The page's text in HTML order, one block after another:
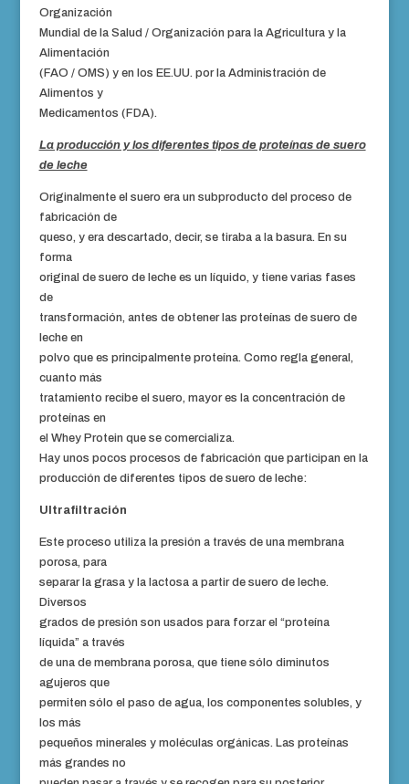
Organización
Mundial de la Salud / Organización para la Agricultura y la
Alimentación
(FAO / OMS) y en los EE.UU. por la Administración de
Alimentos y
Medicamentos (FDA).
La producción y los diferentes tipos de proteínas de suero
de leche
Originalmente el suero era un subproducto del proceso de
fabricación de
queso, y era descartado, decir, se tiraba a la basura. En su
forma
original de suero de leche es un líquido, y tiene varias fases
de
transformación, antes de obtener las proteínas de suero de
leche en
polvo que es principalmente proteína. Como regla general,
cuanto más
tratamiento recibe el suero, mayor es la concentración de
proteínas en
el Whey Protein que se comercializa.
Hay unos pocos procesos de fabricación que participan en la
producción de diferentes tipos de suero de leche:
Ultrafiltración
Este proceso utiliza la presión a través de una membrana
porosa, para
separar la grasa y la lactosa a partir de suero de leche.
Diversos
grados de presión son usados para forzar el “proteína
líquida” a través
de una de membrana porosa, que tiene sólo diminutos
agujeros que
permiten sólo el paso de agua, los componentes solubles, y
los más
pequeños minerales y moléculas orgánicas. Las proteínas
más grandes no